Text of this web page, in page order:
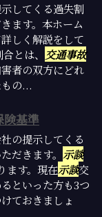
してくる過失割
ます。本ホーム
しく解説をして
とは、
交通事故
者の双方にどれ
の...
険基準
の提示してくる
だきます。 示談
ます。現在示談交
といった方も3つ
ておきましょ